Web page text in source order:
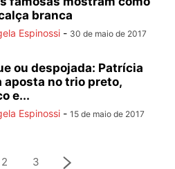
branca
Espinossi - 30 de maio de 2017
ou despojada: Patrícia
aposta no trio preto,
e...
Espinossi - 15 de maio de 2017
2 3